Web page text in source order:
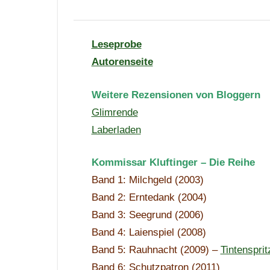
Leseprobe
Autorenseite
Weitere Rezensionen vonBloggern
Glimrende
Laberladen
Kommissar Kluftinger – Die Reihe
Band 1: Milchgeld (2003)
Band 2: Erntedank (2004)
Band 3: Seegrund (2006)
Band 4: Laienspiel (2008)
Band 5: Rauhnacht (2009) –
Band 6: Schutzpatron (2011)